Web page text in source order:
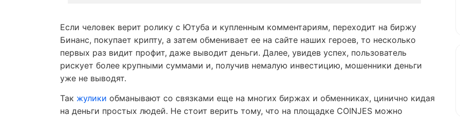
Если человек верит ролику с Ютуба и купленным комментариям, переходит на биржу
Бинанс, покупает крипту, а затем обменивает ее на сайте наших героев, то несколько
первых раз видит профит, даже выводит деньги. Далее, увидев успех, пользователь
рискует более крупными суммами и, получив немалую инвестицию, мошенники деньги
уже не выводят.
Так жулики обманывают со связками еще на многих биржах и обменниках, цинично кидая
на деньги простых людей. Не стоит верить тому, что на площадке COINJES можно